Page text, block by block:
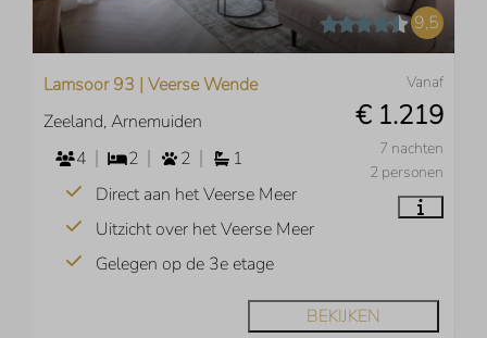
9,5
Vanaf
€ 1.219
7 nachten
2 personen
Lamsoor 93 | Veerse Wende
Zeeland, Arnemuiden
4
2 2
1
Direct aan het Veerse Meer
Uitzicht over het Veerse Meer
Gelegen op de 3e etage
BEKIJKEN